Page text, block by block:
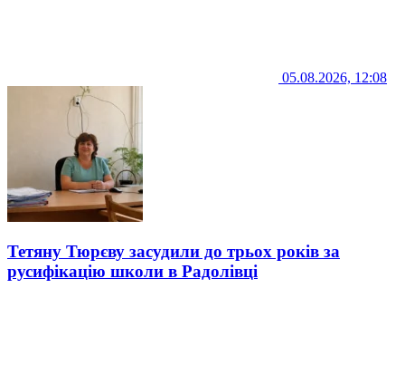
05.08.2026, 12:08
Тетяну Тюрєву засудили до трьох років за
русифікацію школи в Радолівці